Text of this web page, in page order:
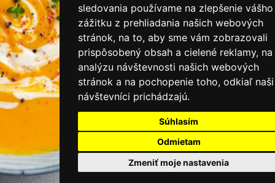
sledovania používame na zlepšenie vášho
zážitku z prehliadania našich webových
stránok, na to, aby sme vám zobrazovali
prispôsobený obsah a cielené reklamy, na
analýzu návštevnosti našich webových
stránok a na pochopenie toho, odkiaľ naši
návštevníci prichádzajú.
Súhlasím
Odmietam
Zmeniť moje nastavenia
PRIHLÁSIŤ SA DO ZÁKAZNÍCKEJ ZÓNY
Všeobecné obchodné podmienky
Ochrana osobných údajov
Cookies
Moje KamNaMenu
Pridať reštauráciu
Cenník balíkov